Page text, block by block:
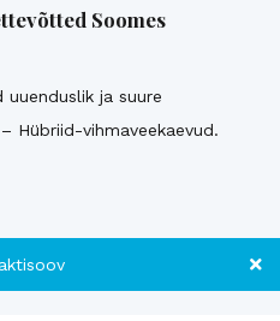
Soomes
ja suure
Hübriid-vihmaveekaevud.